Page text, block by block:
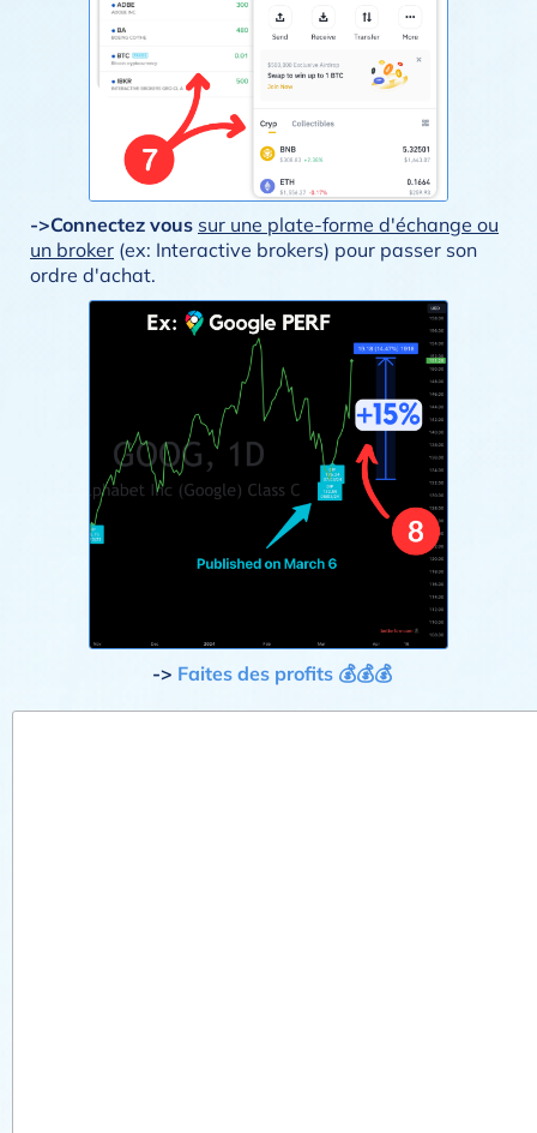
->Connectez vous sur une plate-forme d'échange ou
un broker (ex: Interactive brokers) pour passer son
ordre d'achat.
-> Faites des profits 💰💰💰